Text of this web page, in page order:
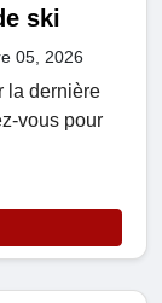
ski
05, 2026
la dernière
vous pour